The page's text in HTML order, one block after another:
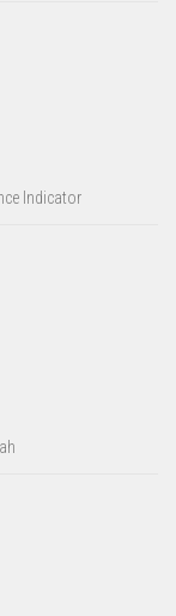
Indicator